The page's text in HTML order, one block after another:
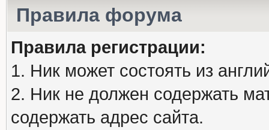
Правила форума
Правила регистрации:
1. Ник может состоять из
2. Ник не должен содержать
содержать адрес сайта.